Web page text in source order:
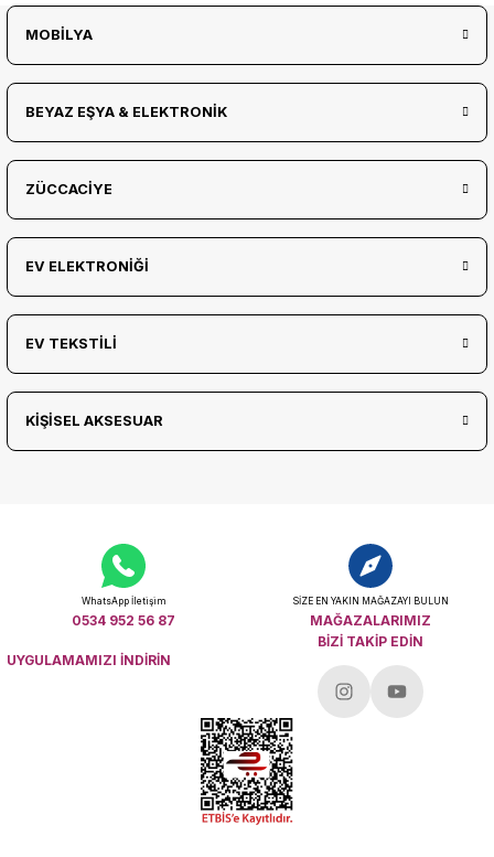
MOBİLYA
BEYAZ EŞYA & ELEKTRONİK
ZÜCCACİYE
EV ELEKTRONİĞİ
EV TEKSTİLİ
KİŞİSEL AKSESUAR
WhatsApp İletişim
0534 952 56 87
SİZE EN YAKIN MAĞAZAYI BULUN
MAĞAZALARIMIZ
UYGULAMAMIZI İNDİRİN
BİZİ TAKİP EDİN